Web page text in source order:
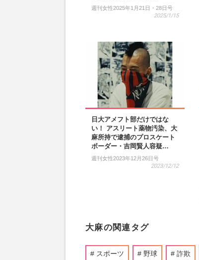
週刊女性2025年1月21日・28日号
2025/1/15
日大アメフト部だけではな
い！ アスリート薬物汚染、大
麻所持で逮捕のプロスケート
ボーダー・吉岡賢人容疑…
週刊女性2023年12月26日号
2023/12/12
大麻の関連タグ
スポーツ 野球 詐欺